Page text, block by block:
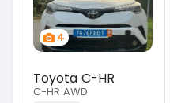
4
Toyota C-HR
C-HR AWD